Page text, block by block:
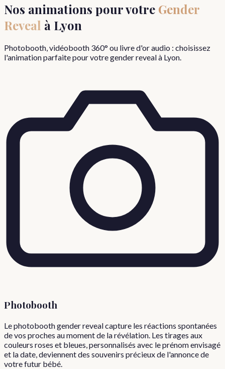
Nos animations pour votre Gender
Reveal à Lyon
Photobooth, vidéobooth 360° ou livre d'or audio : choisissez
l'animation parfaite pour votregender revealà Lyon.
Photobooth
Le photobooth gender reveal capture les réactions spontanées
de vos proches au moment de la révélation. Les tirages aux
couleurs roses et bleues, personnalisés avec le prénom envisagé
et la date, deviennent des souvenirs précieux de l'annonce de
votre futur bébé.